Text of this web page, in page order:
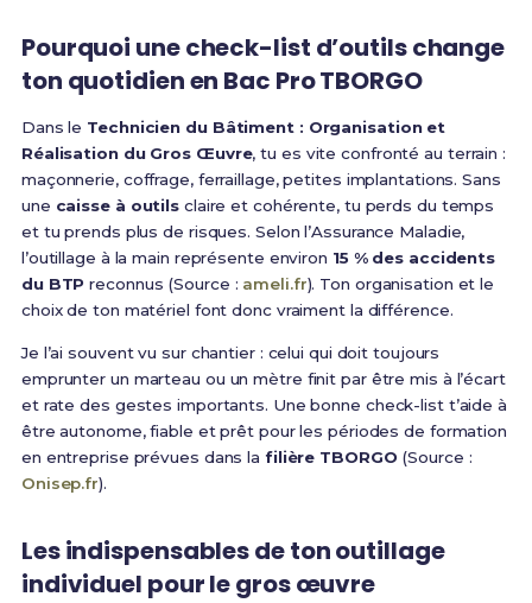
Pourquoi une check-list d’outils change
ton quotidien en Bac Pro TBORGO
Dans le Technicien du Bâtiment : Organisation et
Réalisation du Gros Œuvre, tu es vite confronté au terrain :
maçonnerie, coffrage, ferraillage, petites implantations. Sans
une caisse à outils claire et cohérente, tu perds du temps
et tu prends plus de risques. Selon l’Assurance Maladie,
l’outillage à la main représente environ 15 % des accidents
du BTP reconnus (Source : ameli.fr). Ton organisation et le
choix de ton matériel font donc vraiment la différence.
Je l’ai souvent vu sur chantier : celui qui doit toujours
emprunter un marteau ou un mètre finit par être mis à l’écart
et rate des gestes importants. Une bonne check-list t’aide à
être autonome, fiable et prêt pour les périodes de formation
en entreprise prévues dans la filière TBORGO (Source :
Onisep.fr).
Les indispensables de ton outillage
individuel pour le gros œuvre